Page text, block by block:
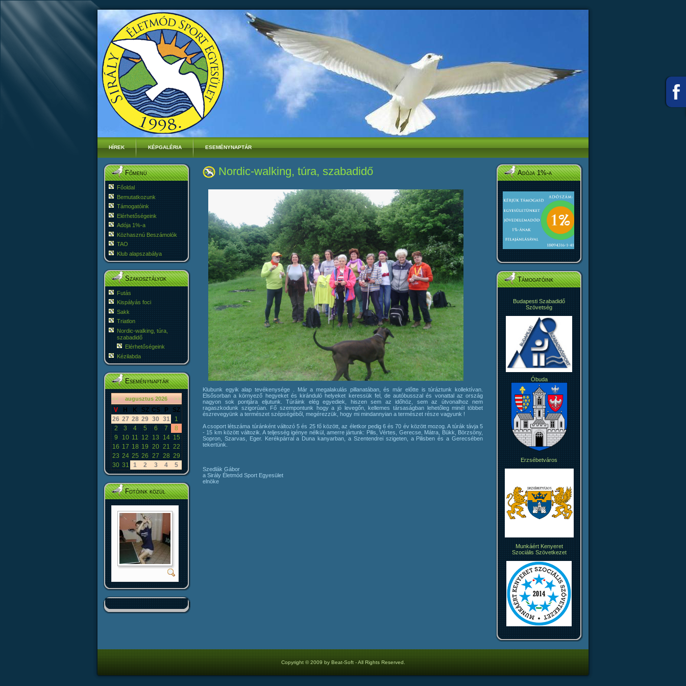
HÍREK KÉPGALÉRIA ESEMÉNYNAPTÁR
Főmenü
Főoldal
Bemutatkozunk
Támogatóink
Elérhetőségeink
Adója 1%-a
Közhasznú Beszámolók
TAO
Klub alapszabálya
Szakosztályok
Futás
Kispályás foci
Sakk
Triatlon
Nordic-walking, túra,
szabadidő
Elérhetőségeink
Kézilabda
Eseménynaptár
«< augusztus 2026 >»
V H K SZ CS P
SZ
26 27 28 29 30 31
1
2
3 4 5 6 7
8
9
10 11 12 13 14 15
16 17 18 19 20 21
22
23 24 25 26 27 28 29
30 31 1 2 3 4 5
Fotóink közül
Nordic-walking, túra, szabadidő
Klubunk egyik alap tevékenysége . Már a megalakulás pillanatában, és már előtte is túráztunk kollektívan.
Elsősorban a környező hegyeket és kiránduló helyeket keressük fel, de autóbusszal és vonattal az ország
nagyon sok pontjára eljutunk. Túráink elég egyediek, hiszen sem az időhöz, sem az útvonalhoz nem
ragaszkodunk szigorúan. Fő szempontunk hogy a jó levegőn, kellemes társaságban lehetőleg minél többet
észrevegyünk a természet szépségéből, megérezzük, hogy mi mindannyian a természet része vagyunk !
A csoport létszáma túránként változó 5 és 25 fő között, az életkor pedig 6 és 70 év között mozog. A túrák távja 5
- 15 km között változik. A teljesség igénye nélkül, amerre jártunk: Pilis, Vértes, Gerecse, Mátra, Bükk, Börzsöny,
Sopron, Szarvas, Eger. Kerékpárral a Duna kanyarban, a Szentendrei szigeten, a Pilisben és a Gerecsében
tekertünk.
Szedlák Gábor
a Sirály Életmód Sport Egyesület
elnöke
Adója 1%-a
Támogatóink
Budapesti Szabadidő
Szövetség
Óbuda
Erzsébetváros
Munkáért Kenyeret
Szociális Szövetkezet
Copyright © 2009 by Beat-Soft - All Rights Reserved.